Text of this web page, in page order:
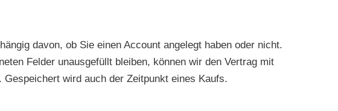
davon, ob Sie einen Account angelegt haben oder nicht.
Felder unausgefüllt bleiben, können wir den Vertrag mit
wird auch der Zeitpunkt eines Kaufs.